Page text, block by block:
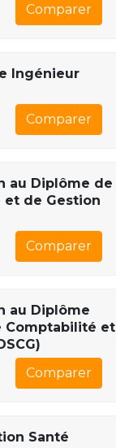
Comparer
Ingénieur
Comparer
au Diplôme de
de Gestion
Comparer
au Diplôme
Comptabilité et
Comparer
Santé